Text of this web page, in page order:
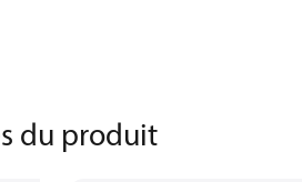
du produit